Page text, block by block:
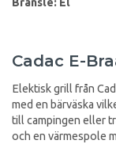
Cadac E-
Elektisk grill från
med en bärväska
till campingen eller
och en värmespole